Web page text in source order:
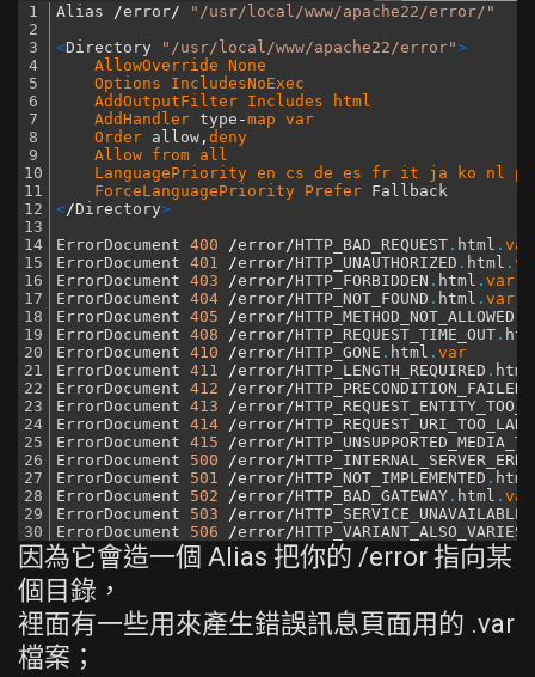
1
2
3
4
5
6
7
8
9
10
11
12
13
14
15
16
17
18
19
20
21
22
23
24
25
26
27
28
29
30
Alias /error/
"/usr/local/www/apache22/error/"
<Directory "/usr/local/www/apache22/error">
AllowOverride None
Options IncludesNoExec
AddOutputFilter Includes
html
AddHandler type -map var
Order allow , deny
Allow from all
LanguagePriority en cs de es fr it ja ko nl
ForceLanguagePriority Prefer Fallback
</Directory>
ErrorDocument 400 /error/HTTP_BAD_REQUEST . html . var
ErrorDocument 401 /error/HTTP_UNAUTHORIZED . html .
ErrorDocument 403 /error/HTTP_FORBIDDEN . html . var
ErrorDocument 404 /error/HTTP_NOT_FOUND . html . var
ErrorDocument 405 /error/HTTP_METHOD_NOT_ALLOWED
ErrorDocument 408 /error/HTTP_REQUEST_TIME_OUT .
ErrorDocument 410 /error/HTTP_GONE . html . var
ErrorDocument 411 /error/HTTP_LENGTH_REQUIRED . html
ErrorDocument 412 /error/HTTP_PRECONDITION_FAILED
ErrorDocument 413 /error/
ErrorDocument 414 /error/
ErrorDocument 415 /error/
ErrorDocument
500 /error/
ErrorDocument
501 /error/HTTP_NOT_IMPLEMENTED . html
ErrorDocument
502 /error/HTTP_BAD_GATEWAY . html . var
ErrorDocument
503 /error/HTTP_SERVICE_UNAVAILABLE
ErrorDocument
506 /error/HTTP_VARIANT_ALSO_VARIES
因為它會造一個 Alias 把你的 /error 指向某
個目錄，
裡面有一些用來產生錯誤訊息頁面用的 .var
檔案；